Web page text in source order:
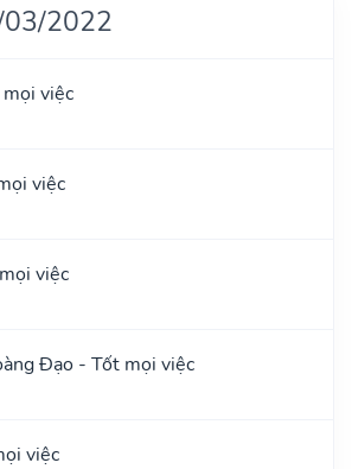
2022
việc
việc
việc
Đạo - Tốt mọi việc
việc